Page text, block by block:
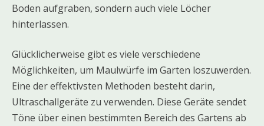
Boden aufgraben, sondern auch viele Löcher
hinterlassen.
Glücklicherweise gibt es viele verschiedene
Möglichkeiten, um Maulwürfe im Garten loszuwerden.
Eine der effektivsten Methoden besteht darin,
Ultraschallgeräte zu verwenden. Diese Geräte sendet
Töne über einen bestimmten Bereich des Gartens ab